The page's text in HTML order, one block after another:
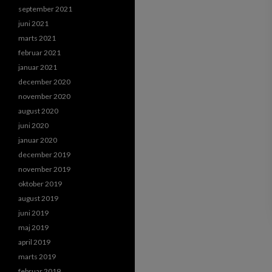
september 2021
juni 2021
marts 2021
februar 2021
januar 2021
december 2020
november 2020
august 2020
juni 2020
januar 2020
december 2019
november 2019
oktober 2019
august 2019
juni 2019
maj 2019
april 2019
marts 2019